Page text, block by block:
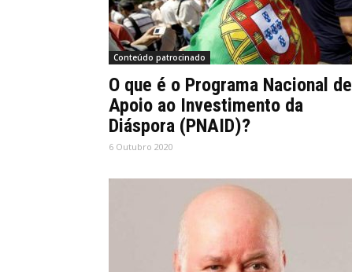
Conteúdo patrocinado
O que é o Programa Nacional de
Apoio ao Investimento da
Diáspora (PNAID)?
6 Outubro 2020